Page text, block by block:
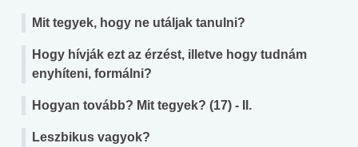
Mit tegyek, hogy ne utáljak tanulni?
Hogy hívják ezt az érzést, illetve hogy tudnám
enyhíteni, formálni?
Hogyan tovább? Mit tegyek? (17) - II.
Leszbikus vagyok?